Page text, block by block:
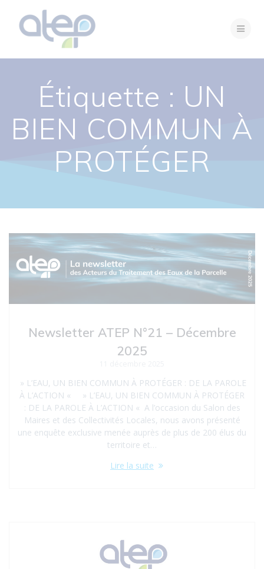
Étiquette : UN
BIEN COMMUN À
PROTÉGER
Newsletter ATEP N°21 – Décembre
2025
» L’EAU, UN BIEN COMMUN À PROTÉGER : DE LA PAROLE
À L’ACTION « » L’EAU, UN BIEN COMMUN À PROTÉGER
: DE LA PAROLE À L’ACTION « A l’occasion du Salon des
Maires et des Collectivités Locales, nous avons présenté
une enquête exclusive menée auprès de plus de 200 élus du
territoire et…
Lire la suite